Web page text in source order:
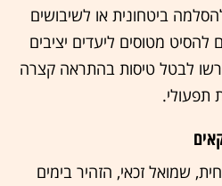
ביטחונית או לשיבושים
מטוסים ליעדים יציבים
לבטל טיסות בהתראה קצרה
תפעולי.
שמואל זכאי, הזהיר בימים